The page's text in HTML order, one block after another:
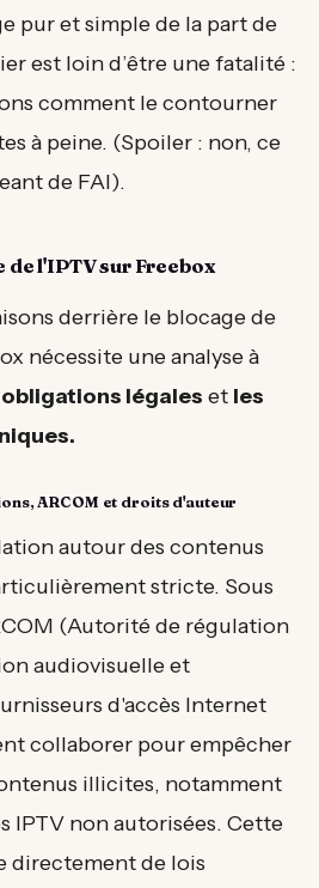
pur et simple de la part de
est loin d’être une fatalité :
comment le contourner
à peine. (Spoiler : non, ce
de FAI).
de l'IPTV sur Freebox
derrière le blocage de
nécessite une analyse à
légales et les
ARCOM et droits d'auteur
autour des contenus
stricte. Sous
(Autorité de régulation
audiovisuelle et
d'accès Internet
collaborer pour empêcher
illicites, notamment
IPTV non autorisées. Cette
directement de lois